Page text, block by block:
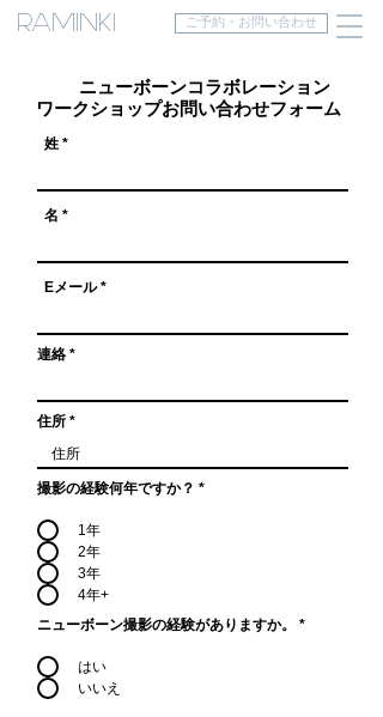
RAMINKI ご予約・お問い合わせ
ニューボーンコラボレーション
ワークショップお問い合わせフォーム
姓
名
Eメール
連絡
住所
撮影の経験何年ですか？ *
1年
2年
3年
4年+
ニューボーン撮影の経験がありますか。
*
はい
いいえ